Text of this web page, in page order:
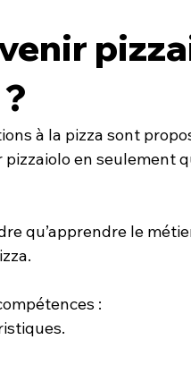
à la pizza sont
en seulement
qu’apprendre le
: